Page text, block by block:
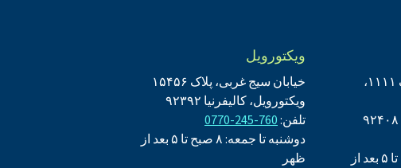
خیابان ایست میل، پلاک ۱۱۱۱،
دوشنبه تا جمعه: ۸ صبح تا ۵ بعد از
ویکتورویل
خیابان سیج غربی، پلاک ۱۵۴۵۶
ویکتورویل، کالیفرنیا ۹۲۳۹۲
تلفن:760-245-0770
دوشنبه تا جمعه: ۸ صبح تا ۵ بعد از
ظهر